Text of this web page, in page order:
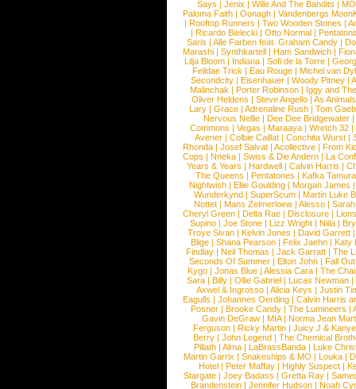
Says | Jenix | Wille And The Bandits | MO
Paloma Faith |Oonagh |Vandenbergs
|Rooftop Runners |Two Wooden Stones |
| Ricardo Bielecki | Otto Normal |
Saris | Alle Farben feat. Graham Candy |
Marashi | Synthkartell | Ham Sandwich |
Lilja Bloom | Indiana | Sofi de la Torre |
Felidae Trick | Eau Rouge | Michel van
Secondcity |Eisenhauer |Woody Pitney |
Malinchak |Porter Robinson | Iggy and
Oliver Heldens |Steve Angello |As Animals
Lary | Grace | Adrenaline Rush | Tom
Nervous Nellie | Dee Dee Bridgewater |
Commons |Vegas |Maraaya |Wretch 32 |
Avener | Colbie Caillat | Conchita Wurst |
Rhonda | Josef Salvat | Acollective | From
Cops | Nneka | Swiss & Die Andern | La
Years & Years |Hardwell |Calvin Harris |
The Queens | Pentatones | Kafka Tamura
Nightwish |Ellie Goulding |Morgan James
Wunderkynd | SuperScum | Martin Luke
Nottet |Mans Zelmerloew |Alesso |
Cheryl Green |Delta Rae |Disclosure |
Supino |Joe Stone |Lizz Wright |Niila |
Troye Sivan | Kelvin Jones | David Garrett
Blige | Shana Pearson | Felix Jaehn | Katy
Findlay |Neil Thomas |Jack Garratt |The
Seconds Of Summer |Elton John |Fall
Kygo |Jonas Blue |Alessia Cara |The
Sara |Billy |Ollie Gabriel |Lucas Newman |
Axwel & Ingrosso | Alicia Keys | Justin
Eagulls |Johannes Oerding |Calvin Harris
Posner |Brooke Candy |The Lumineers |
Gavin DeGraw | MIA| Norma Jean
Ferguson | Ricky Martin | Juicy J &
Berry | John Legend | The Chemical
Pillath |Alma |LaBrassBanda |Luke
Martin Garrix | Snakeships & MO | Louka |
Hotel | Peter Maffay | Highly Suspect |
Stargate |Joey Badass |Gretta Ray |
Brandenstein |Jennifer Hudson |Noah